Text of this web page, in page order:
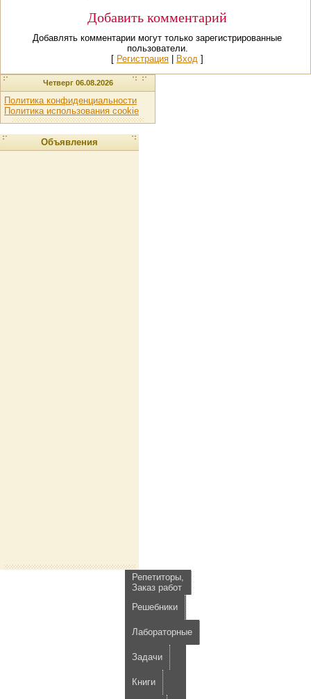
Добавить комментарий
Добавлять комментарии могут только зарегистрированные
пользователи.
[ Регистрация Вход ]
Четверг 06.08.2026
Политика конфиденциальности
Политика использования cookie
Объявления
Репетиторы,
Заказ работ
Решебники
Лабораторные
Задачи
Книги